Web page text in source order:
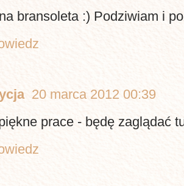
bransoleta :) Podziwiam i
20 marca 2012 00:39
prace - będę zaglądać